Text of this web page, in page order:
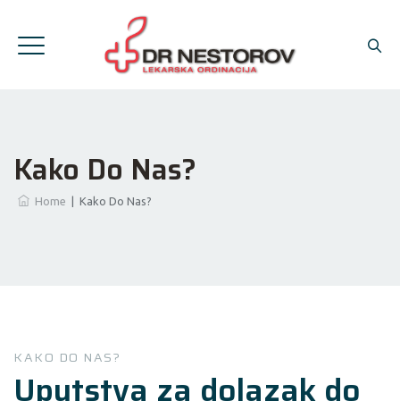
Kako Do Nas?
Home Kako Do Nas?
KAKO DO NAS?
Uputstva za dolazak do